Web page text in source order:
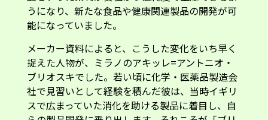
うになり、新たな食品や健康関連製品の開発が可
能になっていました。
メーカー資料によると、こうした変化をいち早く
捉えた人物が、ミラノのアキッレ=アントニオ・
ブリオスキでした。若い頃に化学・医薬品製造会
社で見習いとして経験を積んだ彼は、当時イギリ
スで広まっていた消化を助ける製品に着目し、自